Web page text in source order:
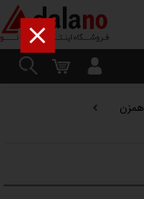
همزن
